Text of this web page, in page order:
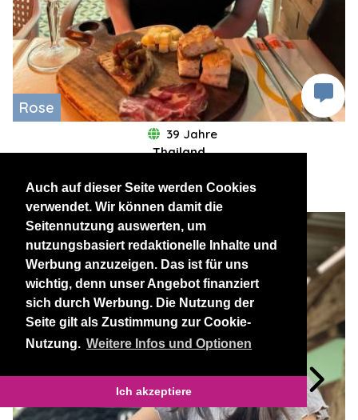
Auch auf dieser Seite werden Cookies
verwendet. Wir können damit die
Seitennutzung auswerten, um
nutzungsbasiert redaktionelle Inhalte und
Werbung anzuzeigen. Das ist für uns
wichtig, denn unser Angebot finanziert
sich durch Werbung. Die Nutzung der
Seite gilt als Zustimmung zur Cookie-
Nutzung. Weitere Infos und Optionen
Ich akzeptiere
Rose
39 Jahre
Thailand
Bangkok